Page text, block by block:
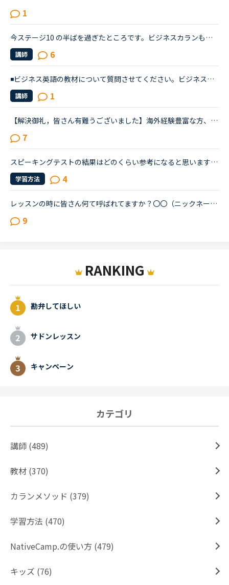
1
今ステージ10 の半ばを過ぎたところです。ビジネスカランもやる予定です。ビジネスカランをなさっているかたにアドバイスいただきたいのですが、ステージ12をおわらせてからビジネスにハイタッチたほうがいいです...
講師 6
◾️ビジネス英語の教材について質問させてください。ビジネス英語を学びたいのですが、ビジネスコースビジネス英会話実践！仕事の英語ビジネスカランだとが良いのでしょうか？この教材を使ったことがある方、教え...
講師 1
【解決御礼，皆さん有難うございました】海外経験豊富な方、ご教示ください。海外（特にビジネスの場）において、「教養」として見なされるのは「語彙力」でしょうか、それとも「発音」でしょうか？NCの講師には...
7
スピーキングテストの結果はどのくらい参考になると思いますか？７月のスピーキングテストを受けてみました。今回は日常英会話ではレベル７(前回より１ダウン)、ビジネスではレベル９(前回より1アップ)でした。前...
学習方法 4
レッスンの時に皆さん何て呼ばれてますか？〇〇（ニックネームのみ）〇〇さんMiss 〇〇Mrs.〇〇Ms.〇〇Mr〇〇私は前は〇〇さんだったのが最近Miss〇〇と呼ばれます講師の方はいつもバラバラです
9
RANKING
勘弁してほしい
サドンレッスン
キャンペーン
カテゴリ
講師 (489)
教材 (370)
カランメソッド (379)
学習方法 (470)
NativeCamp.の使い方 (479)
キッズ (76)